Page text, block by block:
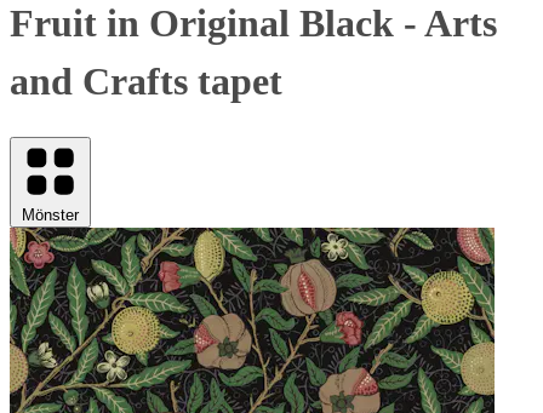
Fruit in Original Black - Arts
and Crafts tapet
Mönster